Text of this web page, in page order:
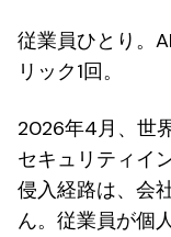
従業員ひとり。
リック1回。
2026年4月、世
セキュリティイ
侵入経路は、会
ん。従業員が個